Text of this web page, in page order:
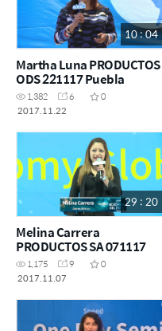
10 : 04
Martha Luna PRODUCTOS
ODS 221117 Puebla
1,382 6
0
2017.11.22
29 : 20
Melina Carrera
PRODUCTOS SA 071117
1,175 9
0
2017.11.07